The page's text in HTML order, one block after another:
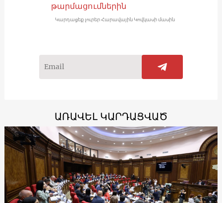
թարմացումներին
Կարդացեք լուրեր Հարավային Կովկասի մասին
ԱՌԱՎԵԼ ԿԱՐԴԱՑՎԱԾ